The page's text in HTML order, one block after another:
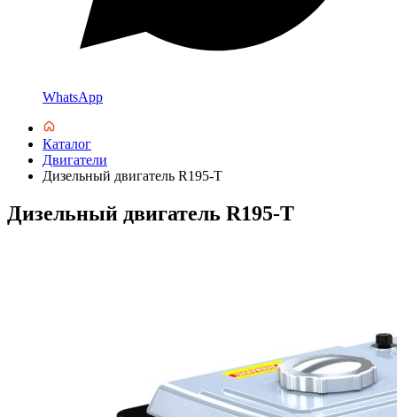
WhatsApp
Каталог
Двигатели
Дизельный двигатель R195-T
Дизельный двигатель R195-T